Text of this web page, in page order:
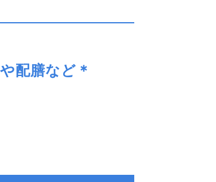
配膳など＊